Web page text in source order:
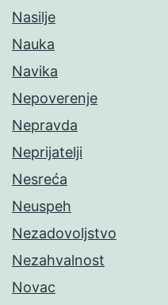
Nasilje
Nauka
Navika
Nepoverenje
Nepravda
Neprijatelji
Nesreća
Neuspeh
Nezadovoljstvo
Nezahvalnost
Novac